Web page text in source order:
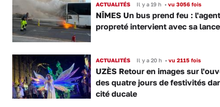
ACTUALITÉS Il y a 19 h •vu 3056 fois
NÎMES Un bus prend feu :
propreté intervient avec sa lance
ACTUALITÉS Il y a 20 h •vu 2115 fois
UZÈS Retour en images sur
des quatre jours de festivités
cité ducale